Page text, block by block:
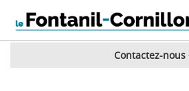
Contactez-nous